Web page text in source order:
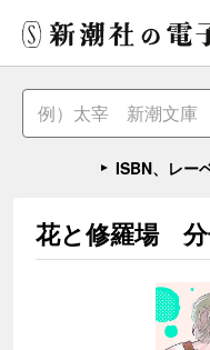
ISBN、レー
花と修羅場 分